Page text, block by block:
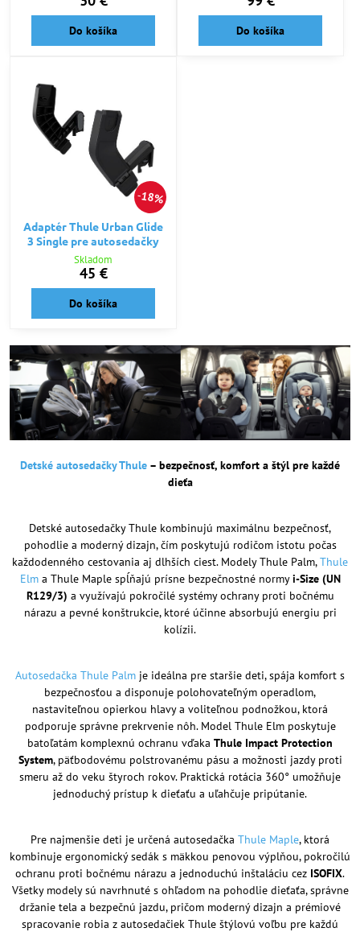
Do košíka Do košíka
18%
Adaptér Thule Urban Glide
3 Single pre autosedačky
Skladom
45 €
Do košíka
Detské autosedačky Thule – bezpečnosť, komfort a štýl pre každé
dieťa
Detské autosedačky Thule kombinujú maximálnu bezpečnosť,
pohodlie a moderný dizajn, čím poskytujú rodičom istotu počas
každodenného cestovania aj dlhších ciest. Modely Thule Palm,Thule
Elma Thule Maple spĺňajú prísne bezpečnostné normyi-Size (UN
R129/3) a využívajú pokročilé systémy ochrany proti bočnému
nárazu a pevné konštrukcie, ktoré účinne absorbujú energiu pri
kolízii.
Autosedačka Thule Palm je ideálna pre staršie deti, spája komfort s
bezpečnosťou a disponuje polohovateľným operadlom,
nastaviteľnou opierkou hlavy a voliteľnou podnožkou, ktorá
podporuje správne prekrvenie nôh. Model Thule Elm poskytuje
batoľatám komplexnú ochranu vďaka Thule Impact Protection
System, päťbodovému polstrovanému pásu a možnosti jazdy proti
smeru až do veku štyroch rokov. Praktická rotácia 360° umožňuje
jednoduchý prístup k dieťaťu a uľahčuje pripútanie.
Pre najmenšie deti je určená autosedačka Thule Maple, ktorá
kombinuje ergonomický sedák s mäkkou penovou výplňou, pokročilú
ochranu proti bočnému nárazu a jednoduchú inštaláciu cez ISOFIX.
Všetky modely sú navrhnuté s ohľadom na pohodlie dieťaťa, správne
držanie tela a bezpečnú jazdu, pričom moderný dizajn a prémiové
spracovanie robia z autosedačiek Thule štýlovú voľbu pre každú